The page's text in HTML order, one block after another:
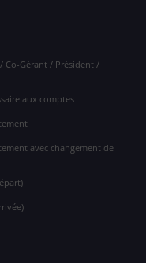
Gérant / Président /
aux comptes
avec changement de